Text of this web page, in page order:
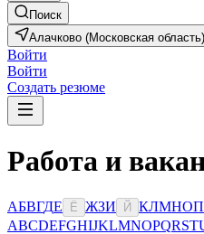
Поиск
Алачково (Московская область)
Войти
Войти
Создать резюме
Работа и
АБВГДЕ Ё ЖЗИ Й КЛМНОП
ABCDEFGHIJKLMNOPQRST